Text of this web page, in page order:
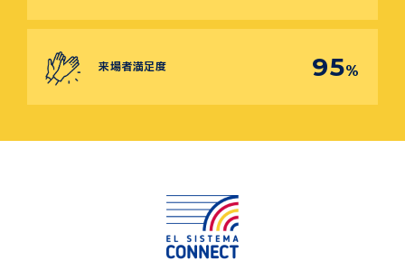
来場者満足度 95%